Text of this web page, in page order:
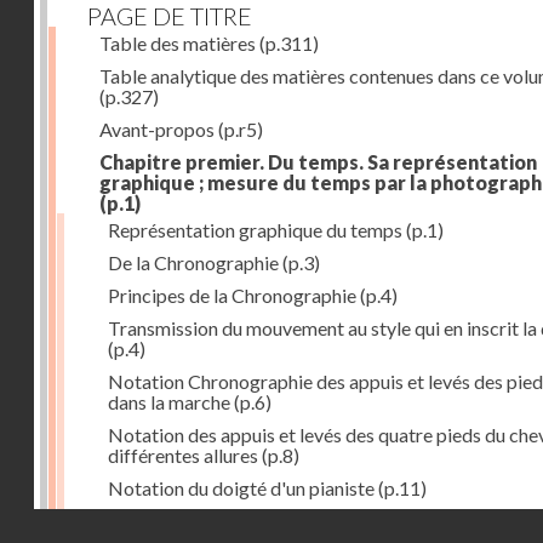
PAGE DE TITRE
Table des matières (p.311)
Table analytique des matières contenues dans ce
(p.327)
Avant-propos (p.r5)
Chapitre premier. Du temps. Sa représentation
graphique ; mesure du temps par la
(p.1)
Représentation graphique du temps (p.1)
De la Chronographie(p.3)
Principes de la Chronographie(p.4)
Transmission du mouvement au style qui en inscrit la
(p.4)
Notation Chronographie des appuis et levés des
dans la marche(p.6)
Notation des appuis et levés des quatre pieds du
différentes allures (p.8)
Notation du doigté d'un pianiste(p.11)